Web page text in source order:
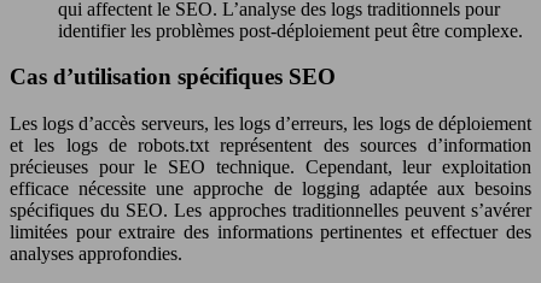
qui affectent le SEO. L’analyse des logs traditionnels pour
identifier les problèmes post-déploiement peut être complexe.
Cas d’utilisation spécifiques SEO
Les logs d’accès serveurs, les logs d’erreurs, les logs de déploiement
et les logs de robots.txt représentent des sources d’information
précieuses pour le SEO technique. Cependant, leur exploitation
efficace nécessite une approche de logging adaptée aux besoins
spécifiques du SEO. Les approches traditionnelles peuvent s’avérer
limitées pour extraire des informations pertinentes et effectuer des
analyses approfondies.